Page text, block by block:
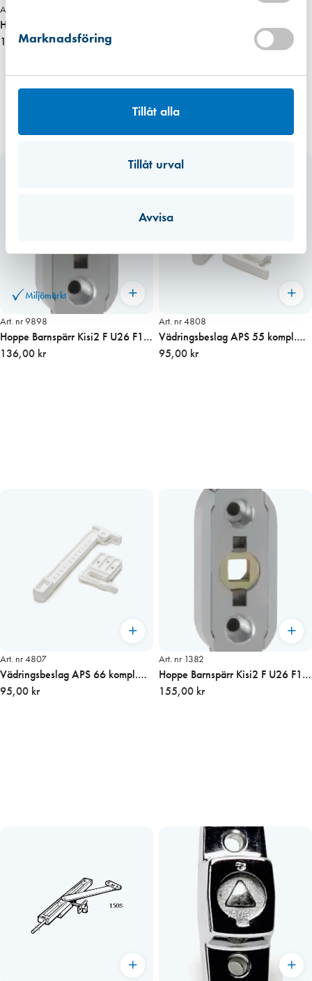
Marknadsföring
Tillåt alla
Tillåt urval
Avvisa
Art. nr 2027
Hoppe Barnspärr Kisi2 F U14 F1/Alu 7×7 mm hål
139,00 kr
Miljömärkt
Art. nr 9898
Hoppe Barnspärr Kisi2 F U26 F1
7mm sprint Alu
136,00 kr
Art. nr 4808
Vädringsbeslag APS 55 kompl.
utåtgående vit
95,00 kr
Art. nr 4807
Vädringsbeslag APS 66 kompl.
inåtgående, vit
95,00 kr
Art. nr 1382
Hoppe Barnspärr Kisi2 F U26 F1
8mm sprint Alu
155,00 kr